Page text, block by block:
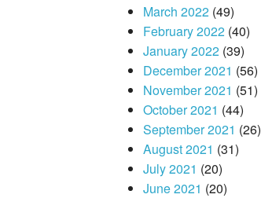
March 2022(49)
February 2022(40)
January 2022(39)
December 2021 (56)
November 2021 (51)
October 2021 (44)
September 2021 (26)
August 2021 (31)
July 2021 (20)
June 2021 (20)